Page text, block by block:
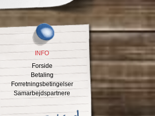
INFO
Forside
Betaling
Forretningsbetingelser
Samarbejdspartnere